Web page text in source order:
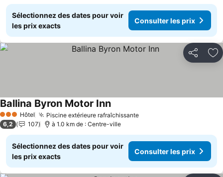
Sélectionnez des dates pour voir
les prix exacts
Consulter les prix
Partager
3 ÉtoilesHôtel Piscine extérieure rafraîchissante
Ballina Byron Motor Inn
6,2 107 à 1.0 km de : Centre-ville
Sélectionnez des dates pour voir
les prix exacts
Consulter les prix